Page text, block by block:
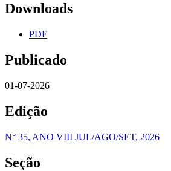
Downloads
PDF
Publicado
01-07-2026
Edição
N° 35, ANO VIII JUL/AGO/SET, 2026
Seção